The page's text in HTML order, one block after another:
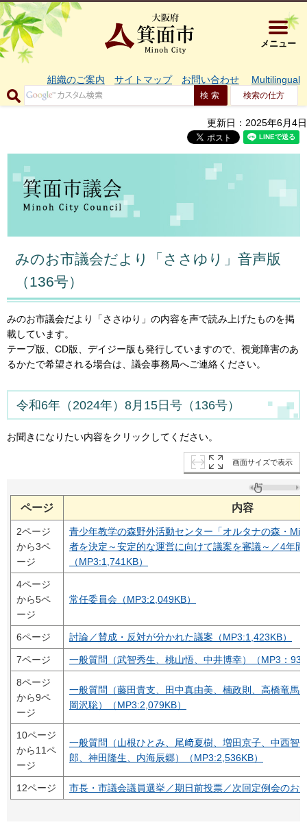
大阪府箕
メニュー
組織のご案内 サイトマップ お問い合わせ Multilingual
検索の仕方
更新日：2025年6月4日
みのお市議会だより「ささゆり」音声版
（136号）
みのお市議会だより「ささゆり」の内容を声で読み上げたものを掲
載しています。
テープ版、CD版、デイジー版も発行していますので、視覚障害のあ
るかたで希望される場合は、議会事務局へご連絡ください。
令和6年（2024年）8月15日号（136号）
お聞きになりたい内容をクリックしてください。
画面サイズで表示
ページ 内容
2ページ
から3ペ
ージ
青少年教学の森野外活動センター「オルタナの森・
者を決定～安定的な運営に向けて議案を審議～／4年
（MP3:1,741KB）
4ページ
から5ペ
ージ
常任委員会（MP3:2,049KB）
6ページ 討論／賛成・反対が分かれた議案（MP3:1,423KB）
7ページ 一般質問（武智秀生、桃山悟、中井博幸）（MP3：
8ページ
から9ペ
ージ
一般質問（藤田貴支、田中真由美、楠政則、高橋竜馬
岡沢聡）
（MP3:2,079KB）
10ページ
から11ペ
ージ
一般質問（山根ひとみ、尾﨑夏樹、増田京子、中西智
郎、神田隆生、内海辰郷）
（MP3:2,536KB）
12ページ 市長・市議会議員選挙／期日前投票／次回定例会のお